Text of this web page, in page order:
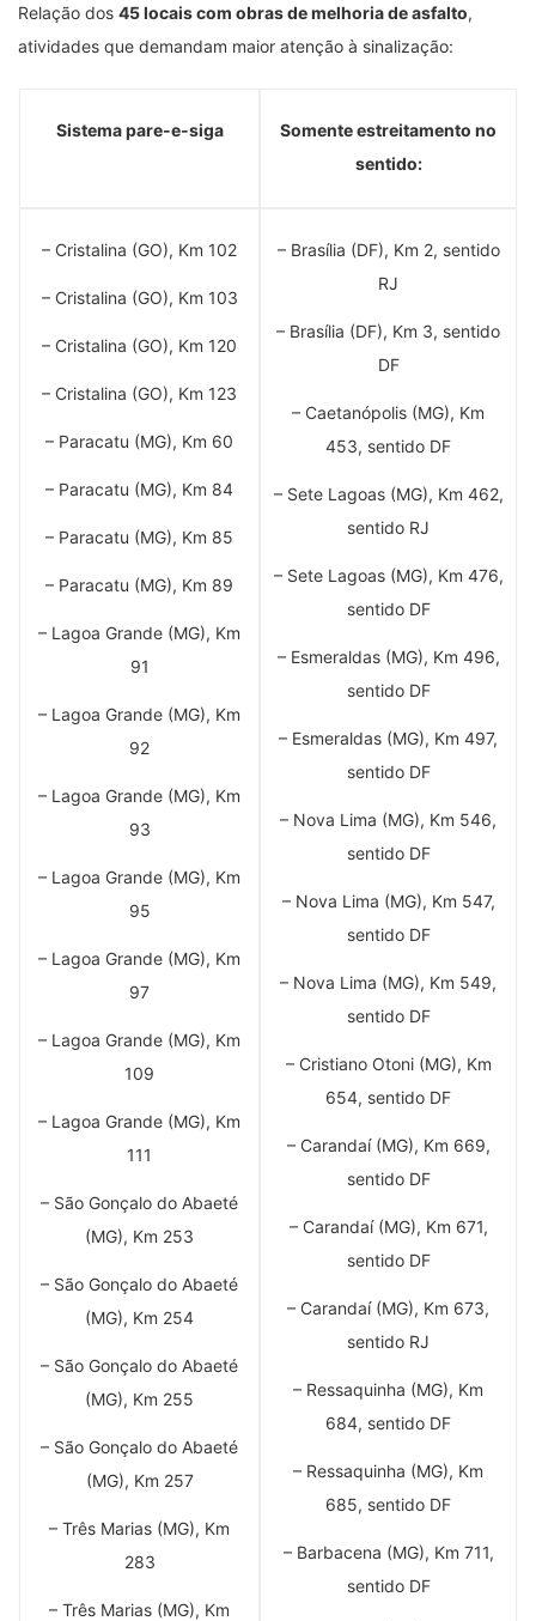
Relação dos 45 locais com obras de melhoria de asfalto,
atividades que demandam maior atenção à sinalização:
Sistema pare-e-siga
Somente estreitamento no
sentido:
– Cristalina (GO), Km 102
– Cristalina (GO), Km 103
– Cristalina (GO), Km 120
– Cristalina (GO), Km 123
– Paracatu (MG), Km 60
– Paracatu (MG), Km 84
– Paracatu (MG), Km 85
– Paracatu (MG), Km 89
– Lagoa Grande (MG), Km
91
– Lagoa Grande (MG), Km
92
– Lagoa Grande (MG), Km
93
– Lagoa Grande (MG), Km
95
– Lagoa Grande (MG), Km
97
– Lagoa Grande (MG), Km
109
– Lagoa Grande (MG), Km
111
– São Gonçalo do Abaeté
(MG), Km 253
– São Gonçalo do Abaeté
(MG), Km 254
– São Gonçalo do Abaeté
(MG), Km 255
– São Gonçalo do Abaeté
(MG), Km 257
– Três Marias (MG), Km
283
– Três Marias (MG), Km
– Brasília (DF), Km 2, sentido
RJ
– Brasília (DF), Km 3, sentido
DF
– Caetanópolis (MG), Km
453, sentido DF
– Sete Lagoas (MG), Km 462,
sentido RJ
– Sete Lagoas (MG), Km 476,
sentido DF
– Esmeraldas (MG), Km 496,
sentido DF
– Esmeraldas (MG), Km 497,
sentido DF
– Nova Lima (MG), Km 546,
sentido DF
– Nova Lima (MG), Km 547,
sentido DF
– Nova Lima (MG), Km 549,
sentido DF
– Cristiano Otoni (MG), Km
654, sentido DF
– Carandaí (MG), Km 669,
sentido DF
– Carandaí (MG), Km 671,
sentido DF
– Carandaí (MG), Km 673,
sentido RJ
– Ressaquinha (MG), Km
684, sentido DF
– Ressaquinha (MG), Km
685, sentido DF
– Barbacena (MG), Km 711,
sentido DF